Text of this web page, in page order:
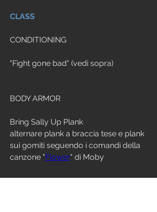
CLASS
CONDITIONING
"Fight gone bad" (vedi sopra)
BODY ARMOR
Bring Sally Up Plank
alternare plank a braccia tese e plank
sui gomiti seguendo i comandi della
canzone "Flower" di Moby